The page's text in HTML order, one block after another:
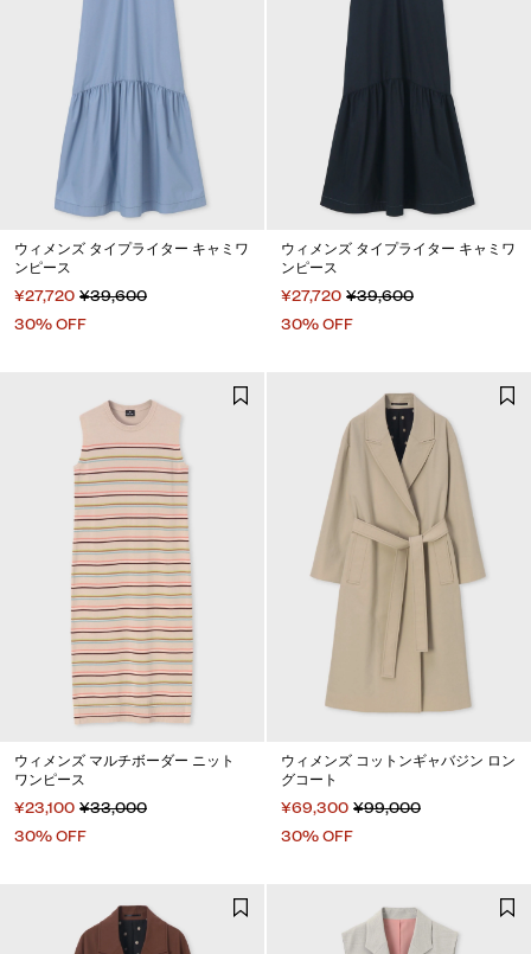
ウィメンズ タイプライター キャミワ
ンピース
¥27,720 ¥39,600
30% OFF
ウィメンズ タイプライター キャミワ
ンピース
¥27,720 ¥39,600
30% OFF
ウィメンズ マルチボーダー ニット
ワンピース
¥23,100 ¥33,000
30% OFF
ウィメンズ コットンギャバジン ロン
グコート
¥69,300 ¥99,000
30% OFF